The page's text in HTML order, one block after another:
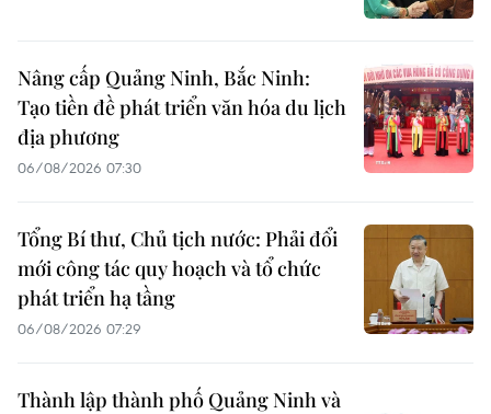
Nâng cấp Quảng Ninh, Bắc Ninh:
Tạo tiền đề phát triển văn hóa du lịch
địa phương
06/08/2026 07:30
Tổng Bí thư, Chủ tịch nước: Phải đổi
mới công tác quy hoạch và tổ chức
phát triển hạ tầng
06/08/2026 07:29
Thành lập thành phố Quảng Ninh và